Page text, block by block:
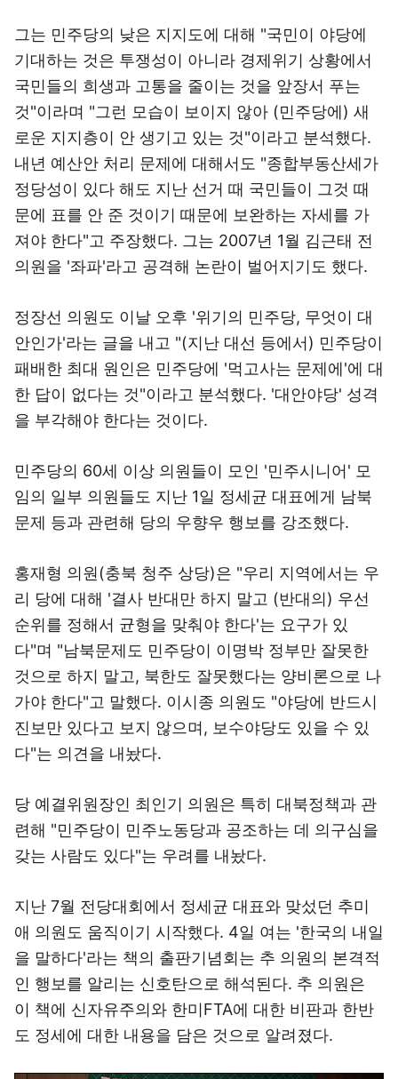
그는 민주당의 낮은 지지도에 대해 "국민이 야당에
기대하는 것은 투쟁성이 아니라 경제위기 상황에서
국민들의 희생과 고통을 줄이는 것을 앞장서 푸는
것"이라며 "그런 모습이 보이지 않아 (민주당에) 새
로운 지지층이 안 생기고 있는 것"이라고 분석했다.
내년 예산안 처리 문제에 대해서도 "종합부동산세가
정당성이 있다 해도 지난 선거 때 국민들이 그것 때
문에 표를 안 준 것이기 때문에 보완하는 자세를 가
져야 한다"고 주장했다. 그는 2007년 1월 김근태 전
의원을 '좌파'라고 공격해 논란이 벌어지기도 했다.
정장선 의원도 이날 오후 '위기의 민주당, 무엇이 대
안인가'라는 글을 내고 "(지난 대선 등에서) 민주당이
패배한 최대 원인은 민주당에 '먹고사는 문제에'에 대
한 답이 없다는 것"이라고 분석했다. '대안야당' 성격
을 부각해야 한다는 것이다.
민주당의 60세 이상 의원들이 모인 '민주시니어' 모
임의 일부 의원들도 지난 1일 정세균 대표에게 남북
문제 등과 관련해 당의 우향우 행보를 강조했다.
홍재형 의원(충북 청주 상당)은 "우리 지역에서는 우
리 당에 대해 '결사 반대만 하지 말고 (반대의) 우선
순위를 정해서 균형을 맞춰야 한다'는 요구가 있
다"며 "남북문제도 민주당이 이명박 정부만 잘못한
것으로 하지 말고, 북한도 잘못했다는 양비론으로 나
가야 한다"고 말했다. 이시종 의원도 "야당에 반드시
진보만 있다고 보지 않으며, 보수야당도 있을 수 있
다"는 의견을 내놨다.
당 예결위원장인 최인기 의원은 특히 대북정책과 관
련해 "민주당이 민주노동당과 공조하는 데 의구심을
갖는 사람도 있다"는 우려를 내놨다.
지난 7월 전당대회에서 정세균 대표와 맞섰던 추미
애 의원도 움직이기 시작했다. 4일 여는 '한국의 내일
을 말하다'라는 책의 출판기념회는 추 의원의 본격적
인 행보를 알리는 신호탄으로 해석된다. 추 의원은
이 책에 신자유주의와 한미FTA에 대한 비판과 한반
도 정세에 대한 내용을 담은 것으로 알려졌다.